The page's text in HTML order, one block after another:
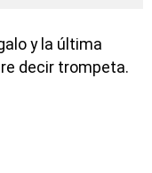
y la última
decir trompeta.